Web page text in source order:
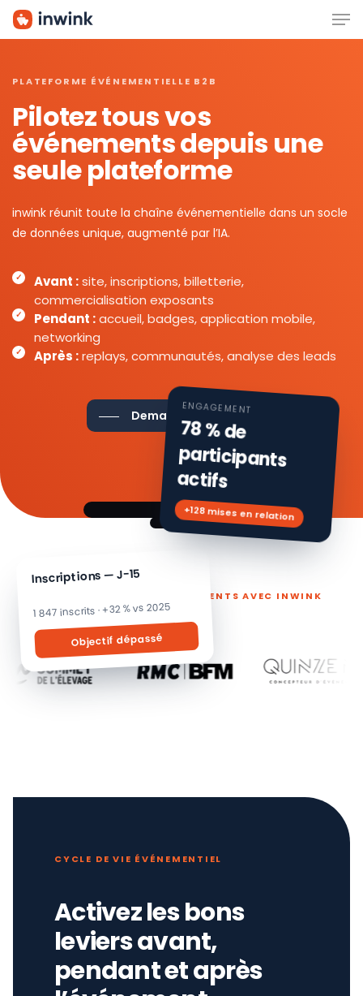
Skip
PLATEFORME ÉVÉNEMENTIELLE B2B
Pilotez tous vos
événements depuis une
seule plateforme
inwink réunit toute la chaîne événementielle dans un socle
de données unique, augmenté par l’IA.
Avant :site, inscriptions, billetterie,
commercialisation exposants
Pendant :accueil, badges, application mobile,
networking
Après :replays, communautés, analyse des leads
Demander une démo
Inscriptions — J-15
1 847 inscrits · +32 % vs 2025
Objectif dépassé
ENGAGEMENT
78 % de
participants
actifs
+128 mises en relation
ILS PILOTENT LEURS ÉVÉNEMENTS AVEC INWINK
CYCLE DE VIE ÉVÉNEMENTIEL
Activez les bons
leviers avant,
pendant et après